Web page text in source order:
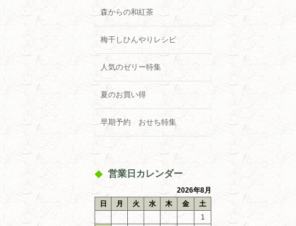
森からの和紅茶
梅干しひんやりレシピ
人気のゼリー特集
夏のお買い得
早期予約 おせち特集
営業日カレンダー
2026年8月
日
月 火 水 木 金
土
1